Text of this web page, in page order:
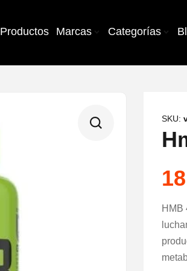
Productos Marcas Categorías
SKU:
HMB